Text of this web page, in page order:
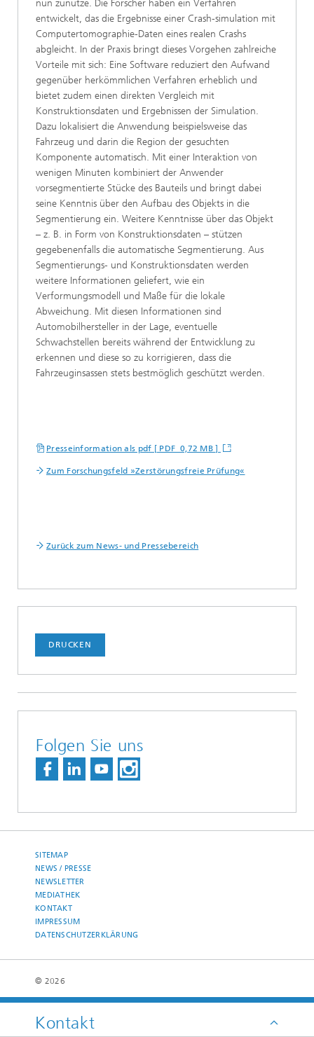
nun zunutze. Die Forscher haben ein Verfahren
entwickelt, das die Ergebnisse einer Crash-simulation mit
Computertomographie-Daten eines realen Crashs
abgleicht. In der Praxis bringt dieses Vorgehen zahlreiche
Vorteile mit sich: Eine Software reduziert den Aufwand
gegenüber herkömmlichen Verfahren erheblich und
bietet zudem einen direkten Vergleich mit
Konstruktionsdaten und Ergebnissen der Simulation.
Dazu lokalisiert die Anwendung beispielsweise das
Fahrzeug und darin die Region der gesuchten
Komponente automatisch. Mit einer Interaktion von
wenigen Minuten kombiniert der Anwender
vorsegmentierte Stücke des Bauteils und bringt dabei
seine Kenntnis über den Aufbau des Objekts in die
Segmentierung ein. Weitere Kenntnisse über das Objekt
– z. B. in Form von Konstruktionsdaten – stützen
gegebenenfalls die automatische Segmentierung. Aus
Segmentierungs- und Konstruktionsdaten werden
weitere Informationen geliefert, wie ein
Verformungsmodell und Maße für die lokale
Abweichung. Mit diesen Informationen sind
Automobilhersteller in der Lage, eventuelle
Schwachstellen bereits während der Entwicklung zu
erkennen und diese so zu korrigieren, dass die
Fahrzeuginsassen stets bestmöglich geschützt werden.
Presseinformation als pdf [ PDF 0,72 MB ]
Zum Forschungsfeld »Zerstörungsfreie Prüfung«
Zurück zum News- und Pressebereich
Kontakt
DRUCKEN
Folgen Sie uns
SITEMAP
NEWS / PRESSE
NEWSLETTER
MEDIATHEK
KONTAKT
IMPRESSUM
DATENSCHUTZERKLÄRUNG
© 2026